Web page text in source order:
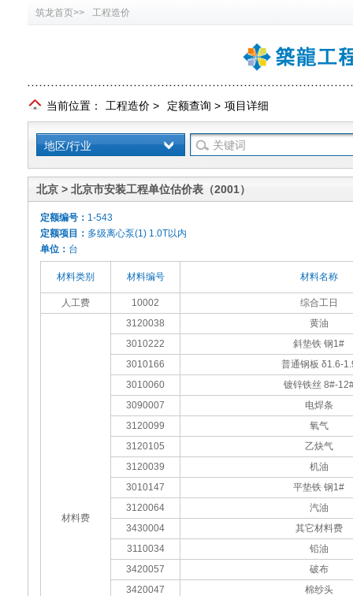
筑龙首页>> 工程造价
当前位置： 工程造价 > 定额查询 > 项目详细
地区/行业
北京 > 北京市安装工程单位估价表（2001）
定额编号： 1-543
定额项目： 多级离心泵(1) 1.0T以内
单位： 台
材料类别 材料编号 材料名称
人工费 10002 综合工日
材料费
3120038
黄油
3010222
斜垫铁 钢1#
3010166
普通钢板 δ1.6-
3010060
镀锌铁丝 8#-
3090007
电焊条
3120099
氧气
3120105
乙炔气
3120039
机油
3010147
平垫铁 钢1#
3120064
汽油
3430004
其它材料费
3110034
铅油
3420057
破布
3420047
棉纱头